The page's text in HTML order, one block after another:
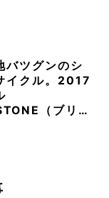
バツグンのシ
イクル。2017
（ブリ…